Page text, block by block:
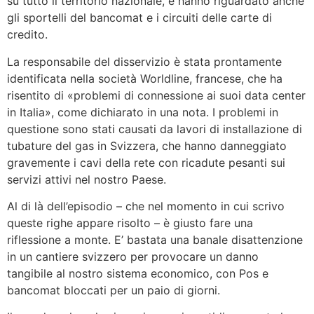
gli sportelli del bancomat e i circuiti delle carte di
credito.
La responsabile del disservizio è stata prontamente
identificata nella società Worldline, francese, che ha
risentito di «problemi di connessione ai suoi data center
in Italia», come dichiarato in una nota. I problemi in
questione sono stati causati da lavori di installazione di
tubature del gas in Svizzera, che hanno danneggiato
gravemente i cavi della rete con ricadute pesanti sui
servizi attivi nel nostro Paese.
Al di là dell’episodio – che nel momento in cui scrivo
queste righe appare risolto – è giusto fare una
riflessione a monte. E’ bastata una banale disattenzione
in un cantiere svizzero per provocare un danno
tangibile al nostro sistema economico, con Pos e
bancomat bloccati per un paio di giorni.